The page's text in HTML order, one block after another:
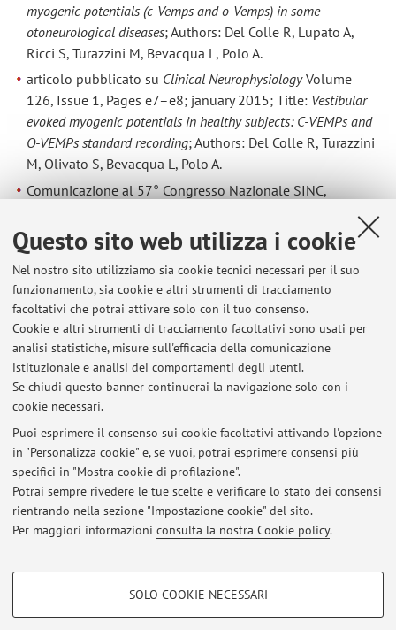
Questo sito web utilizza i cookie
Nel nostro sito utilizziamo sia cookie tecnici necessari per il suo
funzionamento, sia cookie e altri strumenti di tracciamento
facoltativi che potrai attivare solo con il tuo consenso.
Cookie e altri strumenti di tracciamento facoltativi sono usati per
analisi statistiche, misure sull'efficacia della comunicazione
istituzionale e analisi dei comportamenti degli utenti.
Se chiudi questo banner continuerai la navigazione solo con i
cookie necessari.
Puoi esprimere il consenso sui cookie facoltativi attivando l'opzione
in "Personalizza cookie" e, se vuoi, potrai esprimere consensi più
specifici in "Mostra cookie di profilazione".
Potrai sempre rivedere le tue scelte e verificare lo stato dei consensi
rientrando nella sezione "Impostazione cookie" del sito.
Per maggiori informazioni consulta la nostra Cookie policy.
COOKIE DI PROFILAZIONE - FACOLTATIVI
SOLO COOKIE NECESSARI
myogenic potentials (c-Vemps and o-Vemps) in some
otoneurological diseases; Authors: Del Colle R, Lupato A,
Ricci S, Turazzini M, Bevacqua L, Polo A.
articolo pubblicato su Clinical NeurophysiologyVolume
126, Issue 1, Pages e7–e8; january 2015; Title: Vestibular
evoked myogenic potentials in healthy subjects: C-VEMPs and
O-VEMPs standard recording; Authors: Del Colle R, Turazzini
M, Olivato S, Bevacqua L, Polo A.
Comunicazione al 57° Congresso Nazionale SINC,
cervical spine: effect of intensity and distribution of the
magnetic field on the meps; Authors: Ferigo L, Rossi M,
Piccoli D, Bevacqua L, Del Colle R, Polo A.
articolo pubblicato su
Gait & Posture
Supplemento 1, October 2009 pp.9-10; Title:
Kinematic
and electromiographic analysis of the hemiplegic patient in
the sit to stand task; Authors: Simoncini L, Casanova E,
Gambino F, Bevacqua L, Piperno R.
Ultimi avvisi
Al momento non sono presenti avvisi.
Area riservata